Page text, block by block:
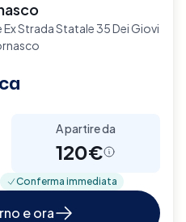
Strada Statale 35 Dei Giovi
A partire da
120€
Conferma immediata
e ora